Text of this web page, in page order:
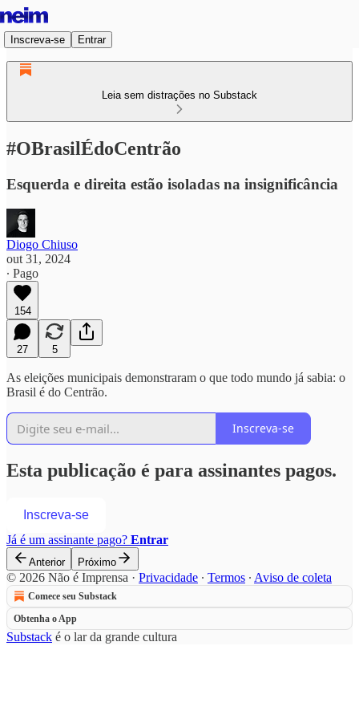
Inscreva-se Entrar
Leia sem distrações no Substack
#OBrasilÉdoCentrão
Esquerda e direita estão isoladas na insignificância
Diogo Chiuso
out 31, 2024
∙ Pago
154
27 5
As eleições municipais demonstraram o que todo mundo já sabia: o
Brasil é do Centrão.
Inscreva-se
Esta publicação é para assinantes pagos.
Inscreva-se
Já é um assinante pago? Entrar
Anterior Próximo
© 2026 Não é Imprensa · Privacidade ∙ Termos ∙ Aviso de coleta
Comece seu Substack
Obtenha o App
Substack é o lar da grande cultura